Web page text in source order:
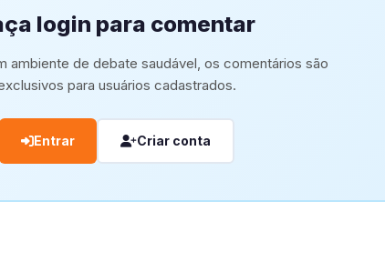
login para comentar
ambiente de debate saudável, os comentários são
para usuários cadastrados.
Entrar Criar conta